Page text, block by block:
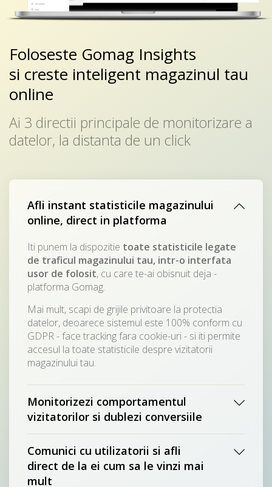
Foloseste Gomag Insights
si creste inteligent magazinul tau
online
Ai 3 directii principale de monitorizare a
datelor, la distanta de un click
Afli instant statisticile magazinului
online, direct in platforma
Iti punem la dispozitie toate statisticile legate
de traficul magazinului tau, intr-o interfata
usor de folosit, cu care te-ai obisnuit deja -
platforma Gomag.
Mai mult, scapi de grijile privitoare la protectia
datelor, deoarece sistemul este 100% conform cu
GDPR - face tracking fara cookie-uri - si iti permite
accesul la toate statisticile despre vizitatorii
magazinului tau.
Monitorizezi comportamentul
vizitatorilor si dublezi conversiile
Comunici cu utilizatorii si afli
direct de la ei cum sa le vinzi mai
mult